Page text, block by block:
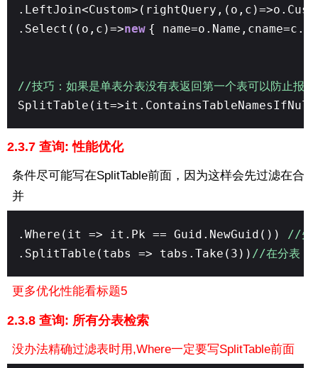
.Select((o,c)=>new {
//技巧：如果是单表分表没有表返回第一个表可以防止
2.3.7 查询: 性能优化
条件尽可能写在SplitTable前面，因为这样会先过滤在合
并
.Where(it => it.Pk == Guid.NewGuid())
//先
.SplitTable(tabs => tabs.Take(3)) //在分表
更多优化性能看标题5
2.3.8 查询: 所有分表检索
没办法精确过滤表时用,Where一定要写SplitTable前面